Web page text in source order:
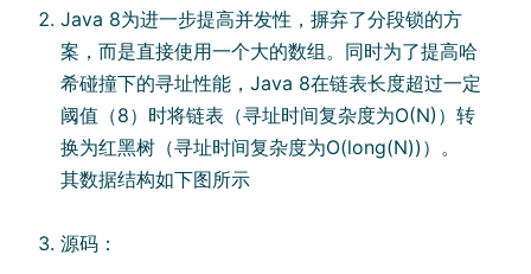
Java 8为进⼀步提⾼并发性，摒弃了分段锁的⽅
案，⽽是直接使⽤⼀个⼤的数组。同时为了提⾼哈
希碰撞下的寻址性能，Java 8在链表⻓度超过⼀定
阈值（8）时将链表（寻址时间复杂度为O(N)）转
换为红⿊树（寻址时间复杂度为O(long(N))）。
其数据结构如下图所示
源码：